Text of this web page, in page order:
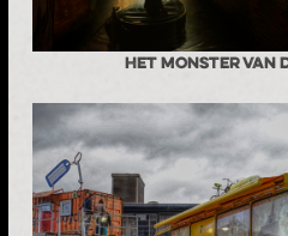
Het monster van